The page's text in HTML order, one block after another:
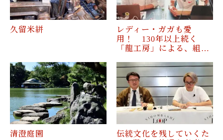
久留米絣
レディー・ガガも愛
用！ 130年以上続く
「龍工房」による、組…
清澄庭園
伝統文化を残していくた